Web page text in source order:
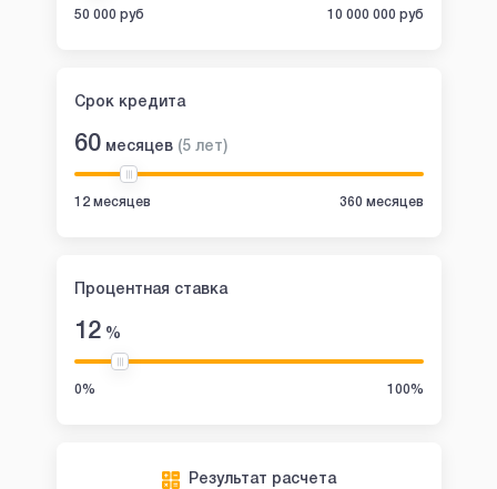
50 000 руб 10 000 000 руб
Срок кредита
60 месяцев (5 лет)
12 месяцев 360 месяцев
Процентная ставка
12%
0% 100%
Результат расчета